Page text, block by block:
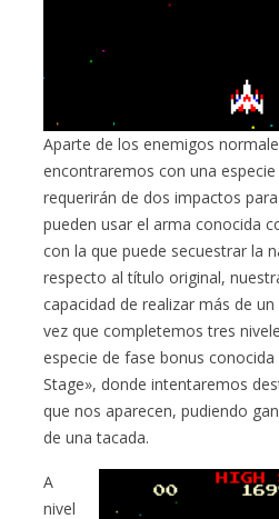
Aparte de los enemigos
encontraremos con una especie
requerirán de dos impactos
pueden usar el arma conocida
con la que puede secuestrar la
respecto al título original,
capacidad de realizar más de
vez que completemos tres
especie de fase bonus
Stage», donde intentaremos
que nos aparecen, pudiendo
de una tacada.
A
nivel